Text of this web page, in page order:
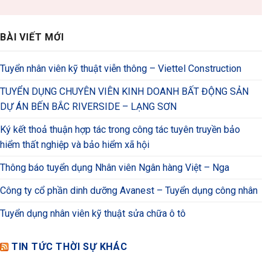
BÀI VIẾT MỚI
Tuyển nhân viên kỹ thuật viễn thông – Viettel Construction
TUYỂN DỤNG CHUYÊN VIÊN KINH DOANH BẤT ĐỘNG SẢN
DỰ ÁN BẾN BẮC RIVERSIDE – LẠNG SƠN
Ký kết thoả thuận hợp tác trong công tác tuyên truyền bảo
hiểm thất nghiệp và bảo hiểm xã hội
Thông báo tuyển dụng Nhân viên Ngân hàng Việt – Nga
Công ty cổ phần dinh dưỡng Avanest – Tuyển dụng công nhân
Tuyển dụng nhân viên kỹ thuật sửa chữa ô tô
TIN TỨC THỜI SỰ KHÁC